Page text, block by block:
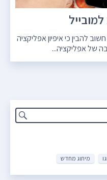
מיתוג מחדש
להבין כי איפיון אפליקציה
של אפליקציה...